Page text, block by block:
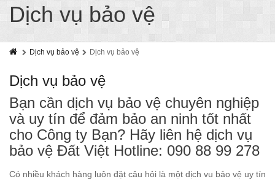
Dịch vụ bảo vệ
Dịch vụ bảo vệ Dịch vụ bảo vệ
Dịch vụ bảo vệ
Bạn cần dịch vụ bảo vệ chuyên nghiệp
và uy tín để đảm bảo an ninh tốt nhất
cho Công ty Bạn? Hãy liên hệ dịch vụ
bảo vệ Đất Việt Hotline: 090 88 99 278
Có nhiều khách hàng luôn đặt câu hỏi là một dịch vu bảo vệ uy tín